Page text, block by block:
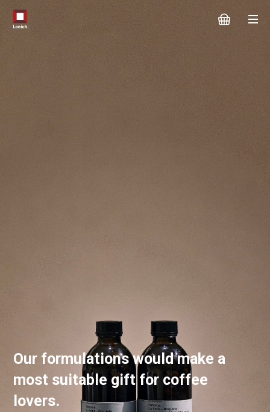
Our formulations would make a
most suitable gift for coffee